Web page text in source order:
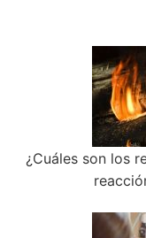
¿Cuáles son los